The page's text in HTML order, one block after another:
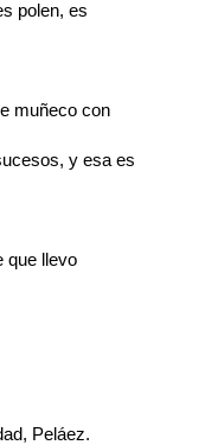
polen, es
muñeco con
y esa es
que llevo
Peláez.